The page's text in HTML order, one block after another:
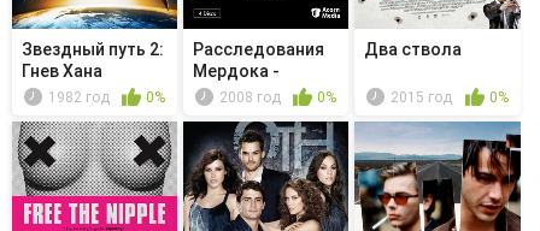
Звездный путь 2:
Гнев Хана
1982 год 0%
Расследования
Мердока -
Давайте
2008 год 0%
Два ствола
2015 год 0%